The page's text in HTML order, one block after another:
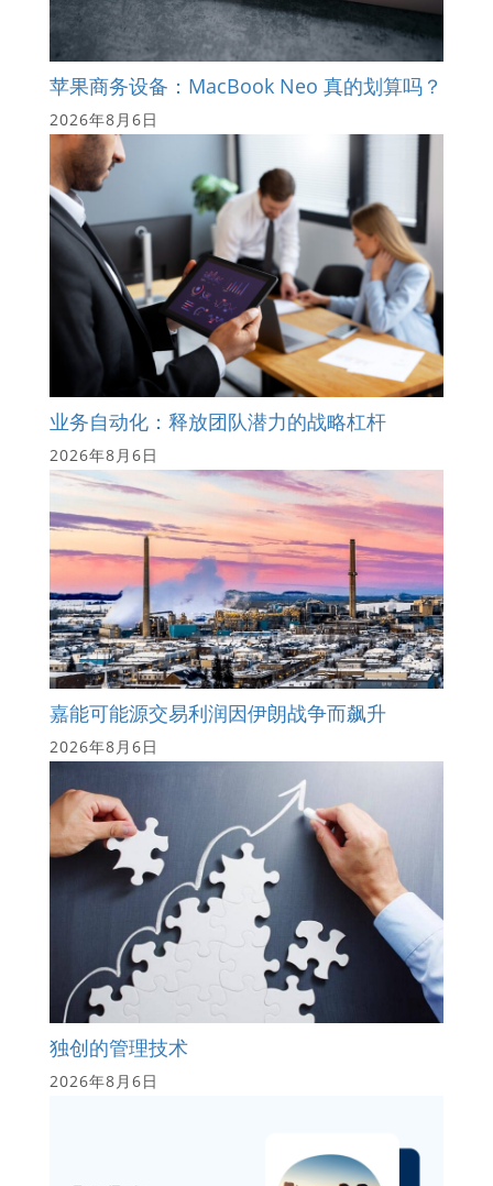
苹果商务设备：MacBook Neo 真的划算吗？
2026年8月6日
业务自动化：释放团队潜力的战略杠杆
2026年8月6日
嘉能可能源交易利润因伊朗战争而飙升
2026年8月6日
独创的管理技术
2026年8月6日